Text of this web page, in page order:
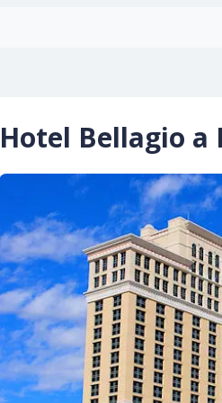
Hotel Bellagio a